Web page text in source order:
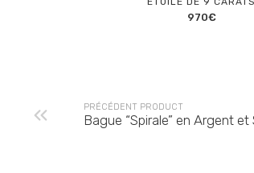
970€
PRÉCÉDENT PRODUCT
Bague “Spirale” en Argent